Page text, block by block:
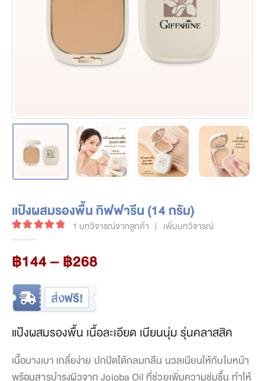
แป้งผสมรองพื้น กิฟฟารีน (14 กรัม)
5.00
1 บทวิจารณ์จากลูกค้า | เพิ่มบทวิจารณ์
฿144–฿268
฿268
แป้งผสมรองพื้น เนื้อละเอียด เนียนนุ่ม รุ่นคลาสสิค
เนื้อบางเบา เกลี่ยง่าย ปกปิดได้กลมกลืน นวลเนียนให้กับใบหน้า
พร้อมสารบำรุงผิวจาก Jojoba Oil ที่ช่วยเพิ่มความชุ่มชื้น ทำให้